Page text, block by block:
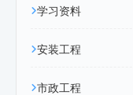
学习资料
安装工程
市政工程